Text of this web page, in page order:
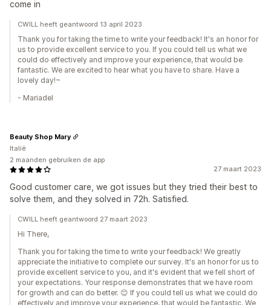
come in
CWILL heeft geantwoord 13 april 2023
Thank you for taking the time to write your feedback! It's an honor for
us to provide excellent service to you. If you could tell us what we
could do effectively and improve your experience, that would be
fantastic. We are excited to hear what you have to share. Have a
lovely day!~
- Mariadel
27 maart 2023
Good customer care, we got issues but they tried their best to
solve them, and they solved in 72h. Satisfied.
Beauty Shop Mary
Italië
2 maanden gebruiken de app
CWILL heeft geantwoord 27 maart 2023
Hi There,
Thank you for taking the time to write your feedback! We greatly
appreciate the initiative to complete our survey. It's an honor for us to
provide excellent service to you, and it's evident that we fell short of
your expectations. Your response demonstrates that we have room
for growth and can do better. 😊 If you could tell us what we could do
effectively and improve your experience, that would be fantastic. We